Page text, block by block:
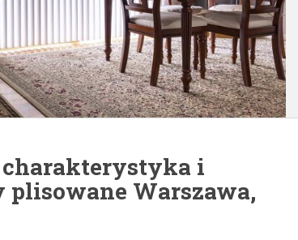
i
Warszawa,